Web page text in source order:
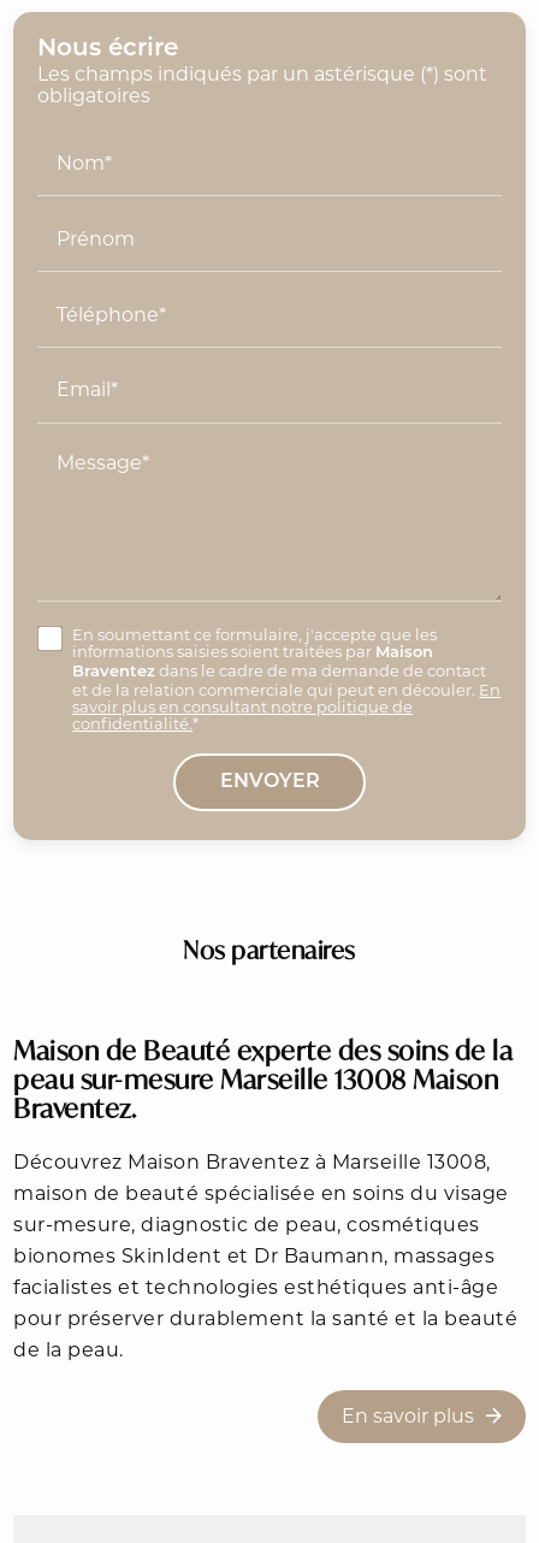
Nous écrire
Les champs indiqués par un astérisque (*) sont
obligatoires
Nom*
Prénom
Téléphone*
Email*
Message*
En soumettant ce formulaire, j'accepte que les
informations saisies soient traitées par Maison
Braventez dans le cadre de ma demande de contact
et de la relation commerciale qui peut en découler. En
savoir plus en consultant notre politique de
confidentialité.*
Nos partenaires
Maison de Beauté experte des soins de la
peau sur-mesure Marseille 13008 Maison
Braventez.
Découvrez Maison Braventez à Marseille 13008,
maison de beauté spécialisée en soins du visage
sur-mesure, diagnostic de peau, cosmétiques
bionomes SkinIdent et Dr Baumann, massages
facialistes et technologies esthétiques anti-âge
pour préserver durablement la santé et la beauté
de la peau.
En savoir plus